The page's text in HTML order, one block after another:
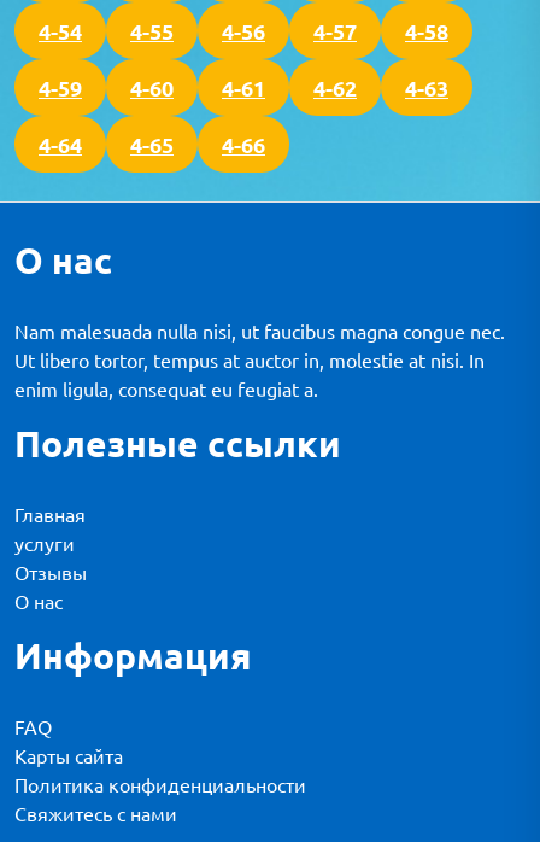
4-54 4-55 4-56 4-57 4-58
4-59 4-60 4-61 4-62 4-63
4-64 4-65 4-66
О нас
Nam malesuada nulla nisi, ut faucibus magna congue nec.
Ut libero tortor, tempus at auctor in, molestie at nisi. In
enim ligula, consequat eu feugiat a.
Полезные ссылки
Главная
услуги
Отзывы
О нас
Информация
FAQ
Карты сайта
Политика конфиденциальности
Свяжитесь с нами